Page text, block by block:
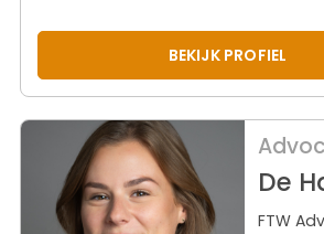
BEKIJK PROFIEL
De
FTW